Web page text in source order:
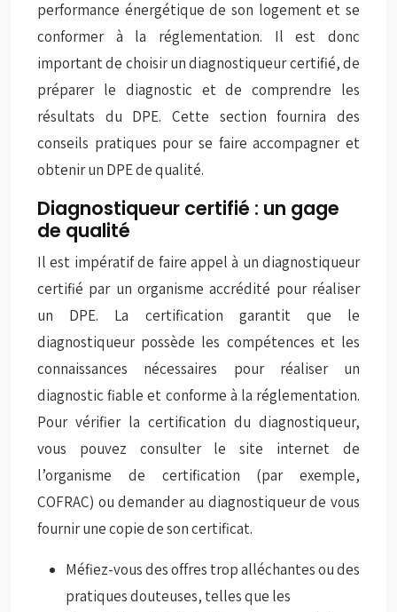
performance énergétique de son logement et se
conformer à la réglementation. Il est donc
important de choisir un diagnostiqueur certifié, de
préparer le diagnostic et de comprendre les
résultats du DPE. Cette section fournira des
conseils pratiques pour se faire accompagner et
obtenir un DPE de qualité.
Diagnostiqueur certifié : un gage
de qualité
Il est impératif de faire appel à un diagnostiqueur
certifié par un organisme accrédité pour réaliser
un DPE. La certification garantit que le
diagnostiqueur possède les compétences et les
connaissances nécessaires pour réaliser un
diagnostic fiable et conforme à la réglementation.
Pour vérifier la certification du diagnostiqueur,
vous pouvez consulter le site internet de
l’organisme de certification (par exemple,
COFRAC) ou demander au diagnostiqueur de vous
fournir une copie de son certificat.
Méfiez-vous des offres trop alléchantes ou des
pratiques douteuses, telles que les